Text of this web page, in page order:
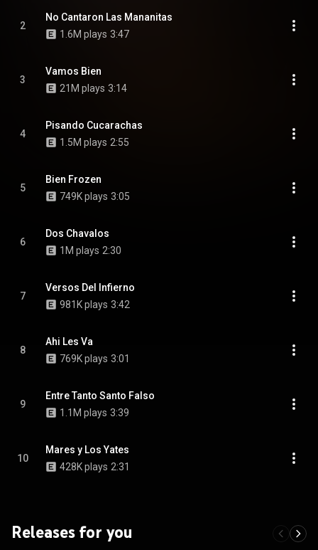
2
No Cantaron Las Mananitas
1.6M plays 3:47
3
Vamos Bien
21M plays 3:14
4
Pisando Cucarachas
1.5M plays 2:55
5
Bien Frozen
749K plays 3:05
6
Dos Chavalos
1M plays 2:30
7
Versos Del Infierno
981K plays 3:42
8
Ahi Les Va
769K plays 3:01
9
Entre Tanto Santo Falso
1.1M plays 3:39
10
Mares y Los Yates
428K plays 2:31
Releases for you